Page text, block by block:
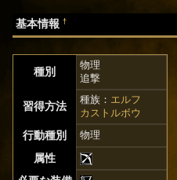
基本情報†
種別
物理
追撃
習得方法
種族： エルフ
カストルボウ
行動種別 物理
属性